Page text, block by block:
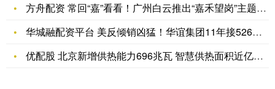
方舟配资 常回“嘉”看看！广州白云推出“嘉禾望岗”主题旅游线
华城融配资平台 美反倾销凶猛！华谊集团11年接526封账单，
优配股 北京新增供热能力696兆瓦 智慧供热面积近亿平方米